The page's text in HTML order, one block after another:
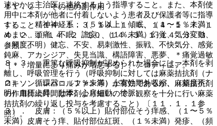
速やかに主治医に連絡するよう指導すること。また、本剤使
用中に本剤が他者に付着しないよう患者及び保護者等に指導
すること〔１４．１．３、１４．１．６、１４．１．７、１
４．２．１−１４．２．１０、１４．３．１−１４．３．３
参照〕。
８．３． 重篤な呼吸抑制が認められた場合には、本剤を剥
離し、呼吸管理を行う（呼吸抑制に対しては麻薬拮抗剤（ナ
ロキソン、レバロルファン等）が有効であるが、麻薬拮抗剤
の作用持続時間は本剤より短いので、観察を十分に行い麻薬
拮抗剤の繰り返し投与を考慮すること）〔１１．１．１参
照〕。
１１．２． その他の副作用
１）． 精神神経系：（５％以上）傾眠、（１〜５％未満）
めまい、頭痛、不眠、譫妄、（１％未満）幻覚、気分変動、
（頻度不明）健忘、不安、易刺激性、振戦、不快気分、感覚
鈍麻、アカシジア、失見当識、構語障害、悪夢、＊痛覚過敏
［＊：増量により痛みが増悪する］、アロディニア。
２）． 循環器：（１％未満）上室性期外収縮、（頻度不
明）血圧上昇、動悸、心房細動、徐脈。
３）． 皮膚：（５％以上）貼付部位そう痒感、（１〜５％
未満）皮膚そう痒、貼付部位紅斑、（１％未満）発疹、（頻